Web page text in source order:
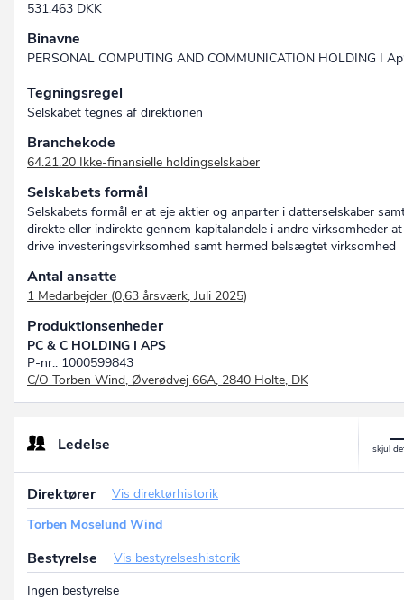
531.463 DKK
Binavne
PERSONAL COMPUTING AND COMMUNICATION HOLDING I
Tegningsregel
Selskabet tegnes af direktionen
Branchekode
64.21.20 Ikke-finansielle holdingselskaber
Selskabets formål
Selskabets formål er at eje aktier og anparter i datterselskaber
direkte eller indirekte gennem kapitalandele i andre virksomheder at
drive investeringsvirksomhed samt hermed belsægtet virksomhed
Antal ansatte
1 Medarbejder (0,63 årsværk, Juli 2025)
Produktionsenheder
PC & C HOLDING I APS
P-nr.: 1000599843
C/O Torben Wind, Øverødvej 66A, 2840 Holte, DK
Ledelse
Direktører
Vis direktørhistorik
Torben Moselund Wind
Bestyrelse
Vis bestyrelseshistorik
Ingen bestyrelse